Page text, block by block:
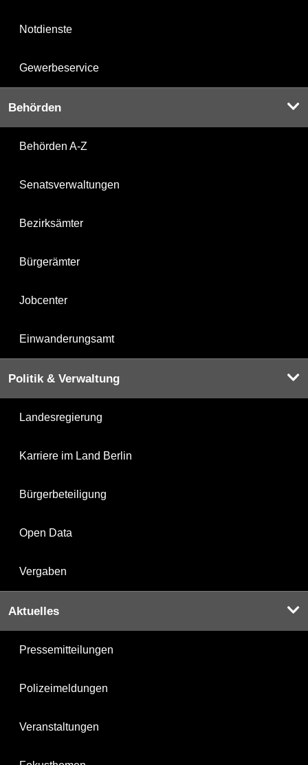
Notdienste
Gewerbeservice
Behörden
Behörden A-Z
Senatsverwaltungen
Bezirksämter
Bürgerämter
Jobcenter
Einwanderungsamt
Politik & Verwaltung
Landesregierung
Karriere im Land Berlin
Bürgerbeteiligung
Open Data
Vergaben
Aktuelles
Pressemitteilungen
Polizeimeldungen
Veranstaltungen